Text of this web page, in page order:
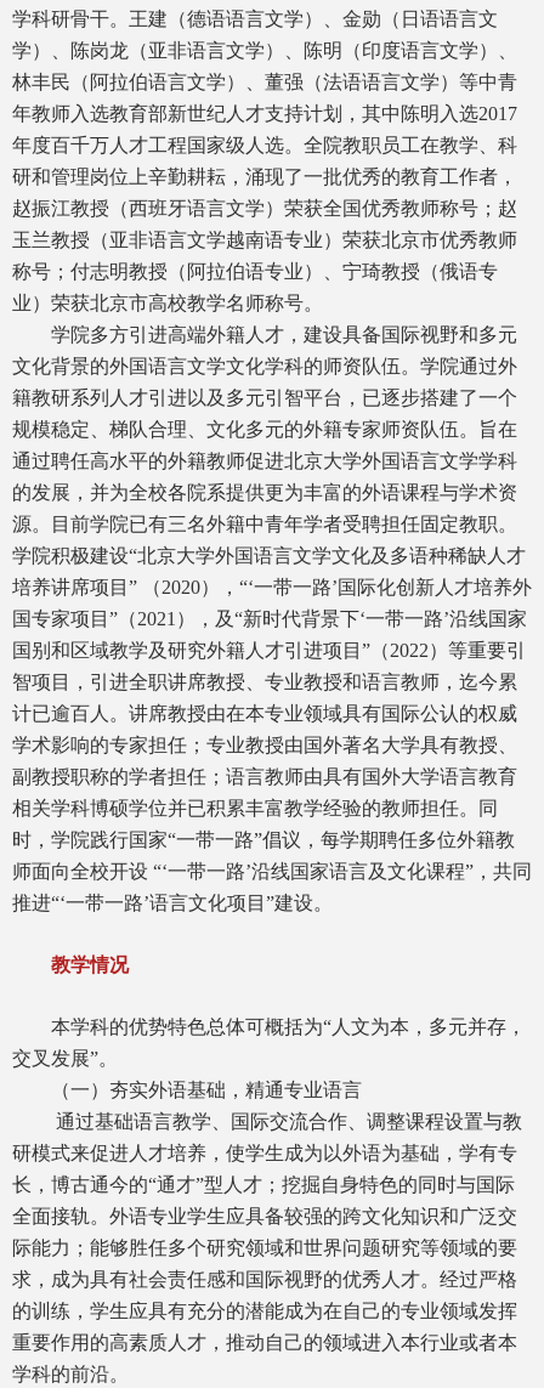
学科研骨干。王建（德语语言文学）、金勋（日语语言文
学）、陈岗龙（亚非语言文学）、陈明（印度语言文学）、
林丰民（阿拉伯语言文学）、董强（法语语言文学）等中青
年教师入选教育部新世纪人才支持计划，其中陈明入选2017
年度百千万人才工程国家级人选。全院教职员工在教学、科
研和管理岗位上辛勤耕耘，涌现了一批优秀的教育工作者，
赵振江教授（西班牙语言文学）荣获全国优秀教师称号；赵
玉兰教授（亚非语言文学越南语专业）荣获北京市优秀教师
称号；付志明教授（阿拉伯语专业）、宁琦教授（俄语专
业）荣获北京市高校教学名师称号。
学院多方引进高端外籍人才，建设具备国际视野和多元
文化背景的外国语言文学文化学科的师资队伍。学院通过外
籍教研系列人才引进以及多元引智平台，已逐步搭建了一个
规模稳定、梯队合理、文化多元的外籍专家师资队伍。旨在
通过聘任高水平的外籍教师促进北京大学外国语言文学学科
的发展，并为全校各院系提供更为丰富的外语课程与学术资
源。目前学院已有三名外籍中青年学者受聘担任固定教职。
学院积极建设“北京大学外国语言文学文化及多语种稀缺人才
培养讲席项目” （2020），“‘一带一路’国际化创新人才培养外
国专家项目”（2021），及“新时代背景下‘一带一路’沿线国家
国别和区域教学及研究外籍人才引进项目”（2022）等重要引
智项目，引进全职讲席教授、专业教授和语言教师，迄今累
计已逾百人。讲席教授由在本专业领域具有国际公认的权威
学术影响的专家担任；专业教授由国外著名大学具有教授、
副教授职称的学者担任；语言教师由具有国外大学语言教育
相关学科博硕学位并已积累丰富教学经验的教师担任。同
时，学院践行国家“一带一路”倡议，每学期聘任多位外籍教
师面向全校开设 “‘一带一路’沿线国家语言及文化课程”，共同
推进“‘一带一路’语言文化项目”建设。
教学情况
本学科的优势特色总体可概括为“人文为本，多元并存，
交叉发展”。
（一）夯实外语基础，精通专业语言
通过基础语言教学、国际交流合作、调整课程设置与教
研模式来促进人才培养，使学生成为以外语为基础，学有专
长，博古通今的“通才”型人才；挖掘自身特色的同时与国际
全面接轨。外语专业学生应具备较强的跨文化知识和广泛交
际能力；能够胜任多个研究领域和世界问题研究等领域的要
求，成为具有社会责任感和国际视野的优秀人才。经过严格
的训练，学生应具有充分的潜能成为在自己的专业领域发挥
重要作用的高素质人才，推动自己的领域进入本行业或者本
学科的前沿。